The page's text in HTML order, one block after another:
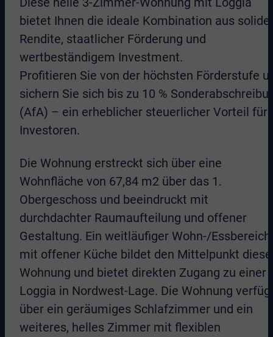
bietet Ihnen die ideale Kombination aus
Rendite, staatlicher Förderung und
wertbeständigem Investment.
Profitieren Sie von der höchsten Förderstufe
sichern Sie sich bis zu 10 %
(AfA) – ein erheblicher steuerlicher Vorteil für
Investoren.
Die Wohnung erstreckt sich über eine
Wohnfläche von 67,84 m2 über das 1.
Obergeschoss und beeindruckt mit
durchdachter Raumaufteilung und offener
Gestaltung. Ein weitläufiger Wohn-/Essbereich
mit offener Küche bildet den Mittelpunkt
Wohnung und bietet direkten Zugang zu einer
Loggia in Nordwest-Lage. Die Wohnung
über ein geräumiges Schlafzimmer und ein
weiteres, helles Zimmer mit flexiblen